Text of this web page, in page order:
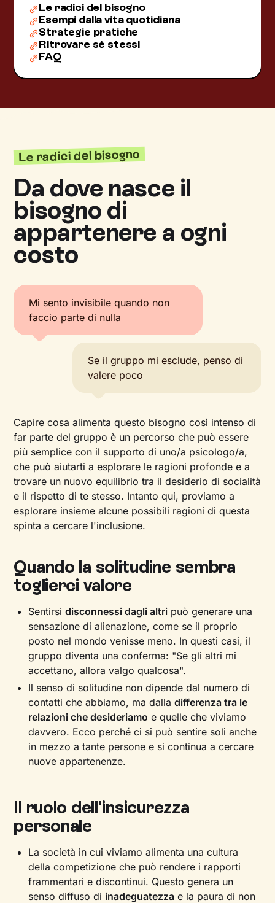
Le radici del bisogno
Esempi dalla vita quotidiana
Strategie pratiche
Ritrovare sé stessi
FAQ
Le radici del bisogno
Da dove nasce il
bisogno di
appartenere a ogni
costo
Mi sento invisibile quando non
faccio parte di nulla
Se il gruppo mi esclude, penso di
valere poco
Capire cosa alimenta questo bisogno così intenso di
far parte del gruppo è un percorso che può essere
più semplice con il supporto di uno/a psicologo/a,
che può aiutarti a esplorare le ragioni profonde e a
trovare un nuovo equilibrio tra il desiderio di socialità
e il rispetto di te stesso. Intanto qui, proviamo a
esplorare insieme alcune possibili ragioni di questa
spinta a cercare l'inclusione.
Quando la solitudine sembra
toglierci valore
Sentirsidisconnessi dagli altri può generare una
sensazione di alienazione, come se il proprio
posto nel mondo venisse meno. In questi casi, il
gruppo diventa una conferma: "Se gli altri mi
accettano, allora valgo qualcosa".
Il senso di solitudine non dipende dal numero di
contatti che abbiamo, ma dalladifferenza tra le
relazioni che desideriamo e quelle che viviamo
davvero. Ecco perché ci si può sentire soli anche
in mezzo a tante persone e si continua a cercare
nuove appartenenze.
Il ruolo dell'insicurezza
personale
La società in cui viviamo alimenta una cultura
della competizione che può rendere i rapporti
frammentari e discontinui. Questo genera un
senso diffuso di inadeguatezza e la paura di non